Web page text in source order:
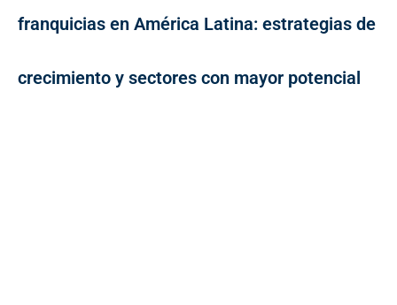
franquicias en América Latina: estrategias de
crecimiento y sectores con mayor potencial